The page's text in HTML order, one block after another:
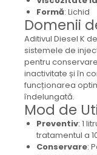
Motor electric si
Cilindru hidraulic si
burduf
ERHEL - HYDRIS
Hidraulice
Electrice
Mecanice
Role, bucse si bolturi
Motoras electric si
Cilindri si burdufuri
Formă: Lichid
Domenii
Aditivul Diesel K
sistemele de
pentru
inactivitate și în
funcționarea
îndelungată.
Mod de
Preventiv: 1
tratamentul a
Conservare: